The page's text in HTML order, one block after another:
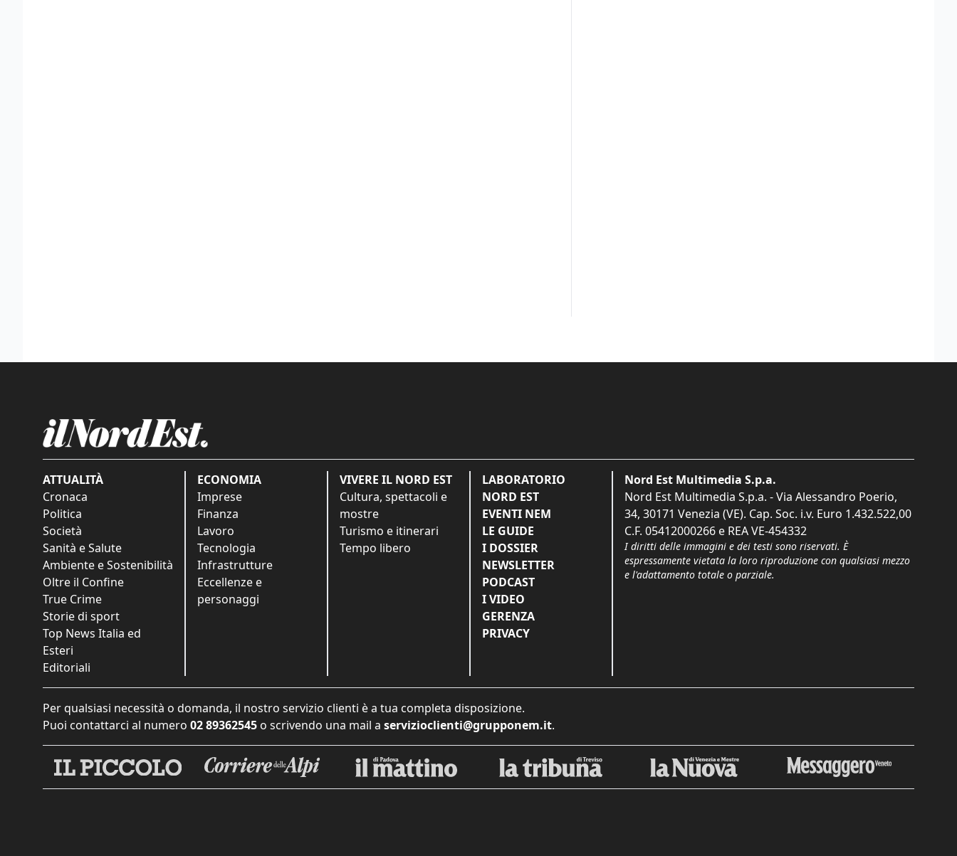
ATTUALITÀ
Cronaca
Politica
Società
Sanità e Salute
Ambiente e Sostenibilità
Oltre il Confine
True Crime
Storie di sport
Top News Italia ed
Esteri
Editoriali
ECONOMIA
Imprese
Finanza
Lavoro
Tecnologia
Infrastrutture
Eccellenze e
personaggi
VIVERE IL NORD EST
Cultura, spettacoli e
mostre
Turismo e itinerari
Tempo libero
LABORATORIO
NORD EST
EVENTI NEM
LE GUIDE
I DOSSIER
NEWSLETTER
PODCAST
I VIDEO
GERENZA
PRIVACY
Nord Est Multimedia S.p.a.
Nord Est Multimedia S.p.a. - Via Alessandro Poerio,
34, 30171 Venezia (VE). Cap. Soc. i.v. Euro 1.432.522,00
C.F. 05412000266 e REA VE-454332
I diritti delle immagini e dei testi sono riservati. È
espressamente vietata la loro riproduzione con qualsiasi mezzo
e l'adattamento totale o parziale.
Per qualsiasi necessità o domanda, il nostro servizio clienti è a tua completa disposizione.
Puoi contattarci al numero 02 89362545 o scrivendo una mail a servizioclienti@grupponem.it.